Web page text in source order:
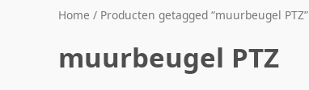
Home / Producten getagged “muurbeugel PTZ”
muurbeugel PTZ